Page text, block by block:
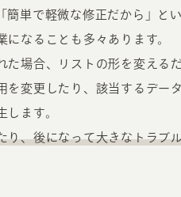
単で軽微な修正だから」と
なることも多々あります。
場合、リストの形を変える
変更したり、該当するデー
ます。
、後になって大きなトラブ